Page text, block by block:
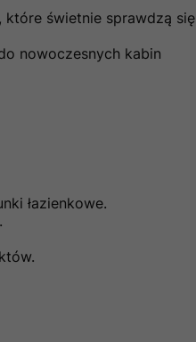
świetnie sprawdzą się
nowoczesnych kabin
łazienkowe.